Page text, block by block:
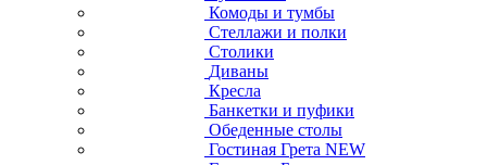
Комоды и тумбы
Стеллажи и полки
Столики
Диваны
Кресла
Банкетки и пуфики
Обеденные столы
Гостиная Грета NEW